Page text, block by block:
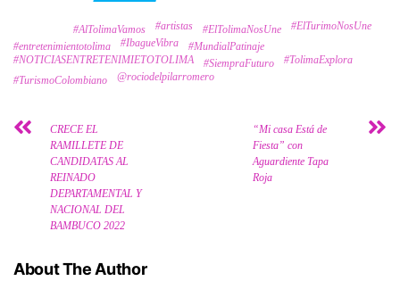
#AlTolimaVamos #artistas #ElTolimaNosUne
#ElTurimoNosUne
#entretenimientotolima
#IbagueVibra
#MundialPatinaje
#NOTICIASENTRETENIMIETOTOLIMA
#SiempraFuturo
#TolimaExplora
#TurismoColombiano
@rociodelpilarromero
CRECE EL
RAMILLETE DE
CANDIDATAS AL
REINADO
DEPARTAMENTAL Y
NACIONAL DEL
BAMBUCO 2022
“Mi casa Está de
Fiesta” con
Aguardiente Tapa
Roja
About The Author